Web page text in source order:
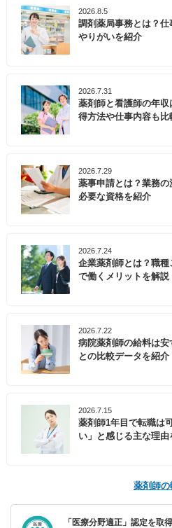
2026.8.5
調剤薬局事務とは？仕
やりがいを紹介
2026.7.31
薬剤師と看護師の年
得方法や仕事内容も比
2026.7.29
薬事申請とは？業務の
必要な資格を紹介
2026.7.24
企業薬剤師とは？職
で働くメリットを解説
2026.7.22
病院薬剤師の給料は
との比較データを紹介
2026.7.15
薬剤師1年目で転職は
い」と感じる主な理由
薬剤師
「医療分野適正」認定を取得